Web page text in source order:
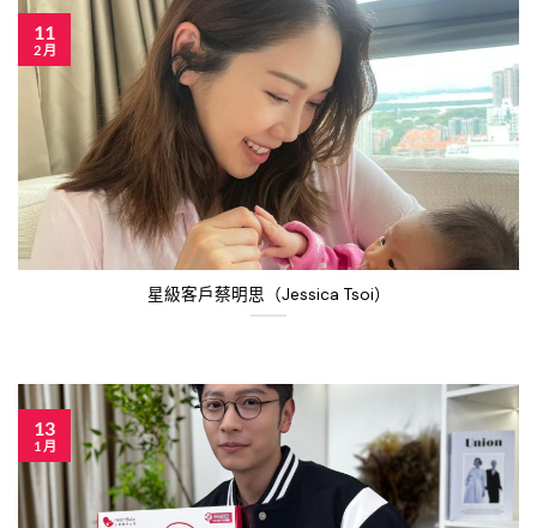
星級客戶蔡明思（Jessica Tsoi）
11
2 月
13
1 月